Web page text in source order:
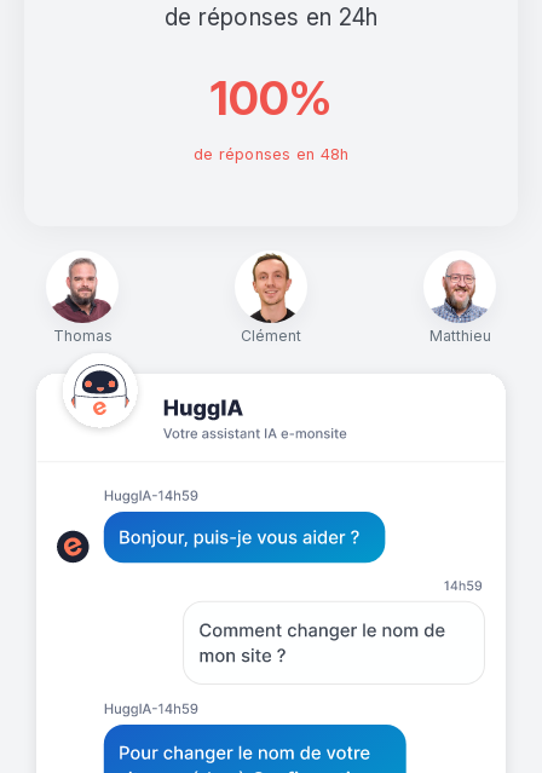
Thomas Clément Matthieu
de réponses en 24h
100%
de réponses en 48h